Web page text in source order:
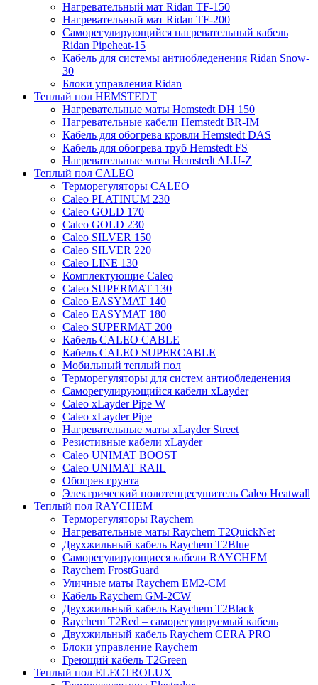
Нагревательный мат Ridan TF-150
Нагревательный мат Ridan TF-200
Саморегулирующийся нагревательный кабель
Ridan Pipeheat-15
Кабель для системы антиобледенения Ridan Snow-
30
Блоки управления Ridan
Теплый пол HEMSTEDT
Нагревательные маты Hemstedt DH 150
Нагревательные кабели Hemstedt BR-IM
Кабель для обогрева кровли Hemstedt DAS
Кабель для обогрева труб Hemstedt FS
Нагревательные маты Hemstedt ALU-Z
Теплый пол CALEO
Терморегуляторы CALEO
Caleo PLATINUM 230
Caleo GOLD 170
Caleo GOLD 230
Caleo SILVER 150
Caleo SILVER 220
Caleo LINE 130
Комплектующие Caleo
Caleo SUPERMAT 130
Caleo EASYMAT 140
Caleo EASYMAT 180
Caleo SUPERMAT 200
Кабель CALEO CABLE
Кабель CALEO SUPERCABLE
Мобильный теплый пол
Терморегуляторы для систем антиобледенения
Саморегулирующийся кабели xLayder
Caleo xLayder Pipe W
Caleo xLayder Pipe
Нагревательные маты xLayder Street
Резистивные кабели xLayder
Caleo UNIMAT BOOST
Caleo UNIMAT RAIL
Обогрев грунта
Электрический полотенцесушитель Caleo Heatwall
Теплый пол RAYCHEM
Терморегуляторы Raychem
Нагревательные маты Raychem T2QuickNet
Двухжильный кабель Raychem T2Blue
Саморегулирующиеся кабели RAYCHEM
Raychem FrostGuard
Уличные маты Raychem EM2-CM
Кабель Raychem GM-2CW
Двухжильный кабель Raychem T2Black
Raychem T2Red – саморегулируемый кабель
Двухжильный кабель Raychem CERA PRO
Блоки управление Raychem
Греющий кабель T2Green
Теплый пол ELECTROLUX